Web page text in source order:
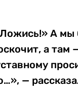
А мы
а там
—